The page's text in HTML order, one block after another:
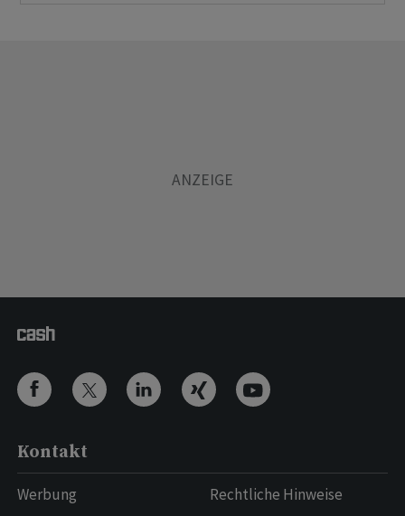
Kontakt
Werbung
Rechtliche Hinweise